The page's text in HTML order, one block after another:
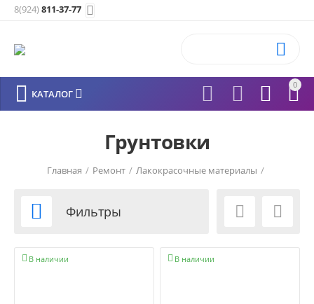
8(924)811-37-77 
0


 

 КАТАЛОГ 
Грунтовки
Главная / Ремонт / Лакокрасочные материалы /
 Фильтры  
В наличии
 В наличии
